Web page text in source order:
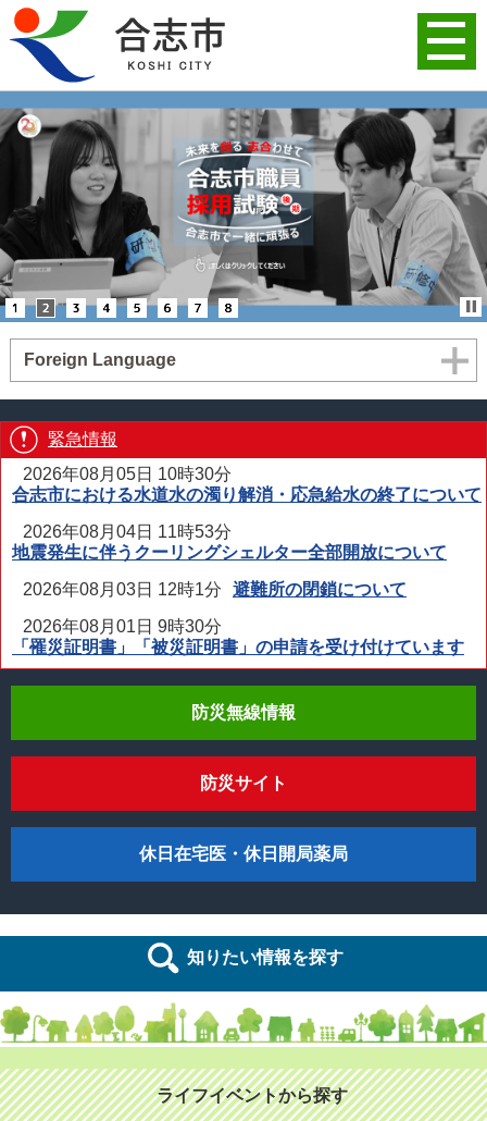
Foreign Language
緊急情報
2026年08月05日 10時30分
合志市における水道水の濁り解消・応急給水の終了について
2026年08月04日 11時53分
地震発生に伴うクーリングシェルター全部開放について
2026年08月03日 12時1分
避難所の閉鎖について
2026年08月01日 9時30分
「罹災証明書」「被災証明書」の申請を受け付けています
防災無線情報
防災サイト
休日在宅医・休日開局薬局
知りたい情報を探す
ライフイベントから探す